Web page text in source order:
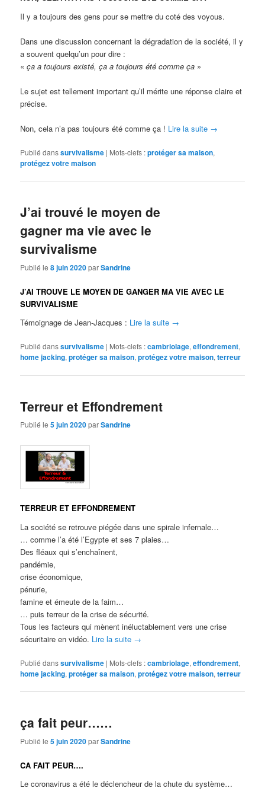
Il y a toujours des gens pour se mettre du coté des voyous.
Dans une discussion concernant la dégradation de la société, il y
a souvent quelqu’un pour dire :
«ça a toujours existé, ça a toujours été comme ça »
Le sujet est tellement important qu’il mérite une réponse claire et
précise.
Non, cela n’a pas toujours été comme ça ! Lire la suite →
Publié danssurvivalisme | Mots-clefs :protéger sa maison,
protégez votre maison
J’ai trouvé le moyen de
gagner ma vie avec le
survivalisme
Publié le8 juin 2020parSandrine
J’AI TROUVE LE MOYEN DE GANGER MA VIE AVEC LE
SURVIVALISME
Témoignage de Jean-Jacques : Lire la suite →
Publié danssurvivalisme | Mots-clefs :cambriolage,effondrement,
home jacking,protéger sa maison,protégez votre maison,terreur
Terreur et Effondrement
Publié le5 juin 2020parSandrine
TERREUR ET EFFONDREMENT
La société se retrouve piégée dans une spirale infernale…
… comme l’a été l’Egypte et ses 7 plaies…
Des fléaux qui s’enchaînent,
pandémie,
crise économique,
pénurie,
famine et émeute de la faim…
… puis terreur de la crise de sécurité.
Tous les facteurs qui mènent inéluctablement vers une crise
sécuritaire en vidéo. Lire la suite →
Publié danssurvivalisme | Mots-clefs :cambriolage,effondrement,
home jacking,protéger sa maison,protégez votre maison,terreur
ça fait peur……
Publié le5 juin 2020parSandrine
CA FAIT PEUR….
Le coronavirus a été le déclencheur de la chute du système…